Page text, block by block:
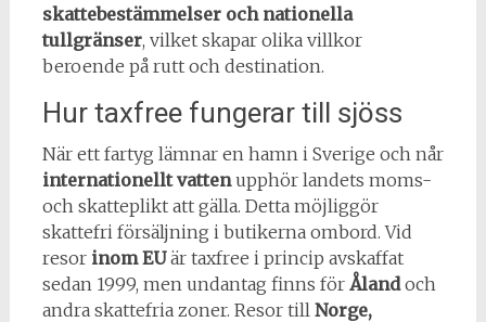
skattebestämmelser och nationella
tullgränser, vilket skapar olika villkor
beroende på rutt och destination.
Hur taxfree fungerar till sjöss
När ett fartyg lämnar en hamn i Sverige och når
internationellt vattenupphör landets moms-
och skatteplikt att gälla. Detta möjliggör
skattefri försäljning i butikerna ombord. Vid
resor inom EUär taxfree i princip avskaffat
sedan 1999, men undantag finns för Ålandoch
andra skattefria zoner. Resor till Norge,